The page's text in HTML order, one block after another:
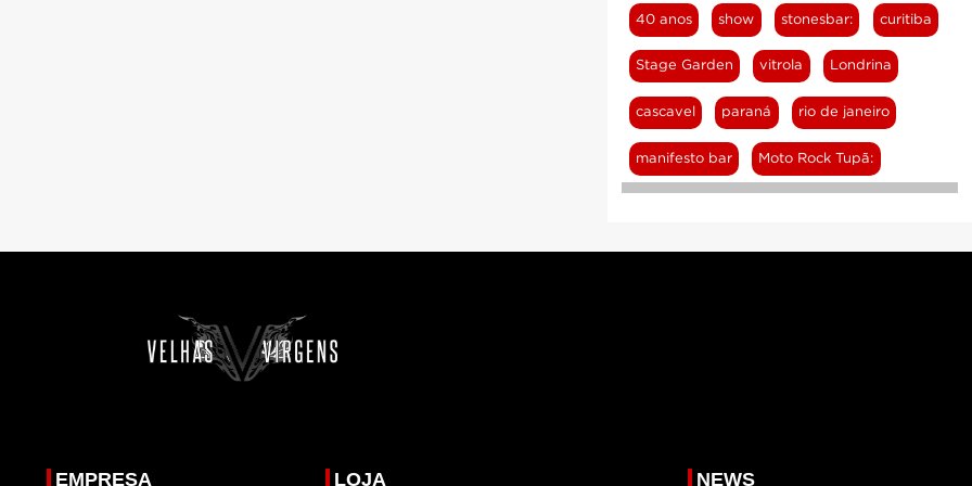
40 anos show stonesbar: curitiba
Stage Garden vitrola Londrina
cascavel paraná rio de janeiro
manifesto bar Moto Rock Tupã:
EMPRESA LOJA NEWS